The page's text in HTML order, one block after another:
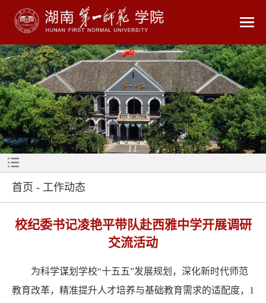
首页 - 工作动态
校纪委书记凌艳平带队赴西雅中学开展调研
交流活动
为科学谋划学校“十五五”发展规划，深化新时代师范
教育改革，精准提升人才培养与基础教育需求的适配度，1